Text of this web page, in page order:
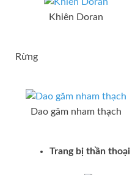
Khiên Doran
Rừng
Dao găm nham thạch
Trang bị thần thoại